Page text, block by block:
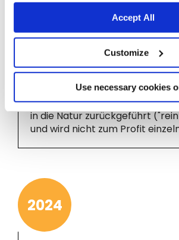
Accept All
Customize
Use necessary cookies
Geschäftsmodell
Wir nennen unser
dem eine Stiftung 100 % des
besitzt, offiziell als
Economy: Der durch unsere
Aktivitäten geschaffene
Abzug von Kosten und
in die Natur zurückgeführt
und wird nicht zum Profit
2024